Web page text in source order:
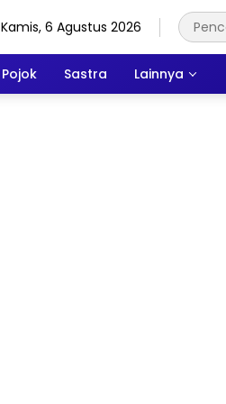
Kamis, 6 Agustus 2026
Pojok Sastra Lainnya